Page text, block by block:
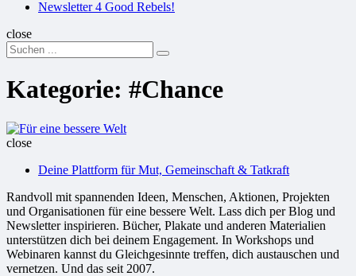
SuchenNewsletter 4 Good Rebels!
close
Search
for:
Suchen
Kategorie: #Chance
Für
Welt
close
Deine Plattform für Mut, Gemeinschaft & Tatkraft
Randvoll mit spannenden Ideen, Menschen, Aktionen, Projekten
und Organisationen für eine bessere Welt. Lass dich per Blog und
Newsletter inspirieren. Bücher, Plakate und anderen Materialien
unterstützen dich bei deinem Engagement. In Workshops und
Webinaren kannst du Gleichgesinnte treffen, dich austauschen und
vernetzen. Und das seit 2007.